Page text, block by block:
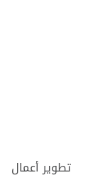
تطوير أعمال